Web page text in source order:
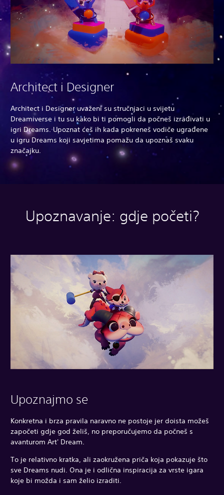
Architect i Designer
Architect i Designer uvaženi su stručnjaci u svijetu
Dreamiverse i tu su kako bi ti pomogli da počneš izrađivati u
igri Dreams. Upoznat ćeš ih kada pokreneš vodiče ugrađene
u igru Dreams koji savjetima pomažu da upoznaš svaku
značajku.
Upoznavanje: gdje početi?
Upoznajmo se
Konkretna i brza pravila naravno ne postoje jer doista možeš
započeti gdje god želiš, no preporučujemo da počneš s
avanturom Art' Dream.
To je relativno kratka, ali zaokružena priča koja pokazuje što
sve Dreams nudi. Ona je i odlična inspiracija za vrste igara
koje bi možda i sam želio izraditi.